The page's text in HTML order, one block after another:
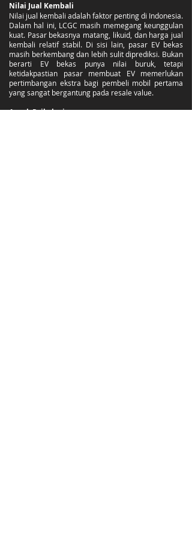
Nilai Jual Kembali
Nilai jual kembali adalah faktor penting di Indonesia.
Dalam hal ini, LCGC masih memegang keunggulan
kuat. Pasar bekasnya matang, likuid, dan harga jual
kembali relatif stabil. Di sisi lain, pasar EV bekas
masih berkembang dan lebih sulit diprediksi. Bukan
berarti EV bekas punya nilai buruk, tetapi
ketidakpastian pasar membuat EV memerlukan
pertimbangan ekstra bagi pembeli mobil pertama
yang sangat bergantung pada resale value.
Aspek Psikologis